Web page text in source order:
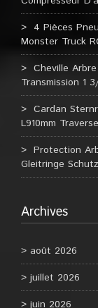
4 Pièces
Monster Truck
Cheville
Transmission 1
Cardan
L910mm
Protection
Gleitringe
Archives
août 2026
juillet 2026
juin 2026